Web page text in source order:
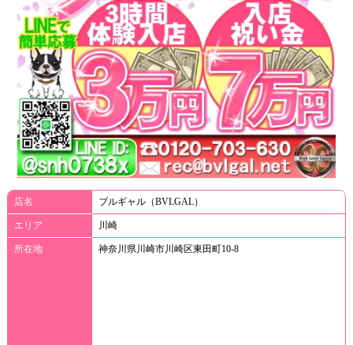
店名 ブルギャル（BVLGAL）
エリア 川崎
所在地 神奈川県川崎市川崎区東田町10-8